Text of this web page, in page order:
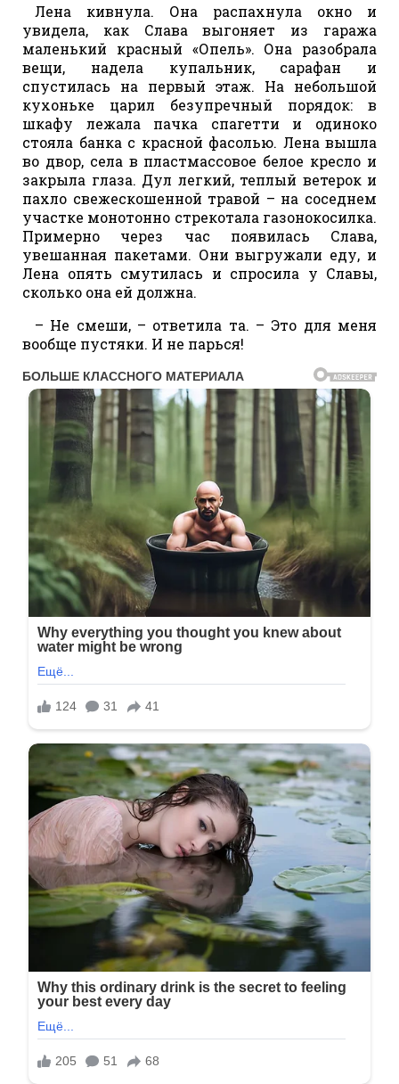
Лена кивнула. Она распахнула окно и
увидела, как Слава выгоняет из гаража
маленький красный «Опель». Она разобрала
вещи, надела купальник, сарафан и
спустилась на первый этаж. На небольшой
кухоньке царил безупречный порядок: в
шкафу лежала пачка спагетти и одиноко
стояла банка с красной фасолью. Лена вышла
во двор, села в пластмассовое белое кресло и
закрыла глаза. Дул легкий, теплый ветерок и
пахло свежескошенной травой – на соседнем
участке монотонно стрекотала газонокосилка.
Примерно через час появилась Слава,
увешанная пакетами. Они выгружали еду, и
Лена опять смутилась и спросила у Славы,
сколько она ей должна.
– Не смеши, – ответила та. – Это для меня
вообще пустяки. И не парься!